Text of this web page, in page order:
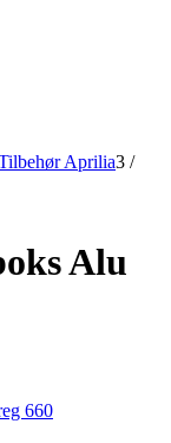
Aprilia3 /
Alu
660